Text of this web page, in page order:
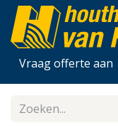
Overslaan naar
Vraag offerte aan